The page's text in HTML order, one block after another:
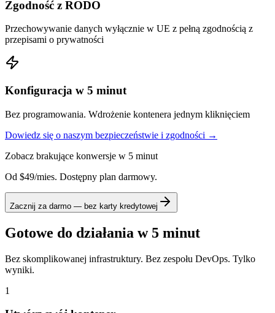
Zgodność z RODO
Przechowywanie danych wyłącznie w UE z pełną zgodnością z
przepisami o prywatności
Konfiguracja w 5 minut
Bez programowania. Wdrożenie kontenera jednym kliknięciem
Dowiedz się o naszym bezpieczeństwie i zgodności →
Zobacz brakujące konwersje w 5 minut
Od $49/mies. Dostępny plan darmowy.
Zacznij za darmo — bez karty kredytowej
Gotowe do działania w 5 minut
Bez skomplikowanej infrastruktury. Bez zespołu DevOps. Tylko
wyniki.
1